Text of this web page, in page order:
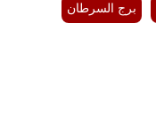
برج السرطان